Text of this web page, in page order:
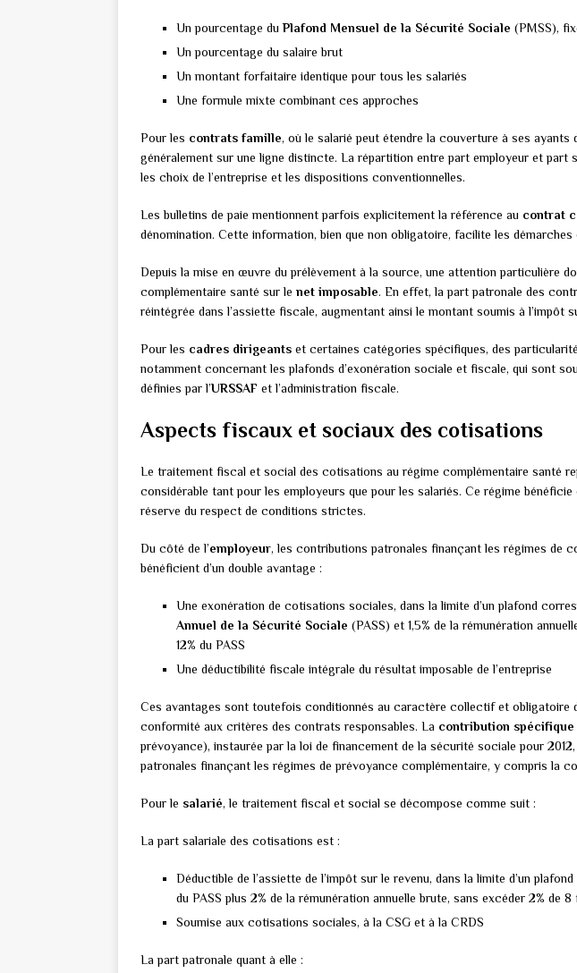
Un pourcentage duPlafond Mensuel de la Sécurité Sociale (PMSS),
Un pourcentage du salaire brut
Un montant forfaitaire identique pour tous les salariés
Une formule mixte combinant ces approches
Pour les contrats famille, où le salarié peut étendre la couverture à ses
généralement sur une ligne distincte. La répartition entre part employeur et part
les choix de l’entreprise et les dispositions conventionnelles.
Les bulletins de paie mentionnent parfois explicitement la référence au contrat
dénomination. Cette information, bien que non obligatoire, facilite les démarches
Depuis la mise en œuvre du prélèvement à la source, une attention particulière
complémentaire santé sur le net imposable. En effet, la part patronale des
réintégrée dans l’assiette fiscale, augmentant ainsi le montant soumis à l’impôt
Pour les cadres dirigeants et certaines catégories spécifiques, des
notamment concernant les plafonds d’exonération sociale et fiscale, qui sont
définies par l’URSSAF et l’administration fiscale.
Aspects fiscaux et sociaux des cotisations
Le traitement fiscal et social des cotisations au régime complémentaire santé
considérable tant pour les employeurs que pour les salariés. Ce régime bénéficie
réserve du respect de conditions strictes.
Du côté de l’employeur, les contributions patronales finançant les régimes de
bénéficient d’un double avantage :
Une exonération de cotisations sociales, dans la limite d’un plafond
Annuel de la Sécurité Sociale (PASS) et 1,5% de la rémunération
12% du PASS
Une déductibilité fiscale intégrale du résultat imposable de l’entreprise
Ces avantages sont toutefois conditionnés au caractère collectif et obligatoire
conformité aux critères des contrats responsables. La contribution spécifique
prévoyance), instaurée par la loi de financement de la sécurité sociale pour
patronales finançant les régimes de prévoyance complémentaire, y compris la
Pour le salarié, le traitement fiscal et social se décompose comme suit :
La part salariale des cotisations est :
Déductible de l’assiette de l’impôt sur le revenu, dans la limite d’un
du PASS plus 2% de la rémunération annuelle brute, sans excéder 2% de 8
Soumise aux cotisations sociales, à la CSG et à la CRDS
La part patronale quant à elle :